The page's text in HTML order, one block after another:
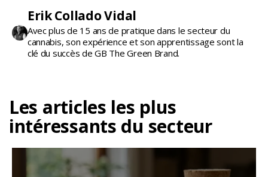
Erik Collado Vidal
Avec plus de 15 ans de pratique dans le secteur du
cannabis, son expérience et son apprentissage sont la
clé du succès de GB The Green Brand.
Les articles les plus
intéressants du secteur